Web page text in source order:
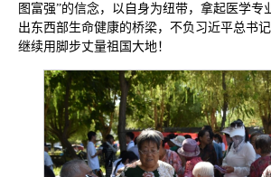
图富强”的信念，以自身为纽带，拿起医学专
出东西部生命健康的桥梁，不负习近平总书
继续用脚步丈量祖国大地！